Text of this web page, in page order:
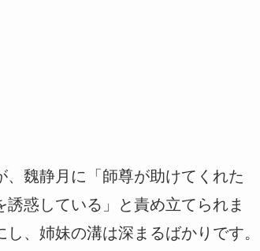
魏静月に「師尊が助けてくれた
惑している」と責め立てられま
、姉妹の溝は深まるばかりです。